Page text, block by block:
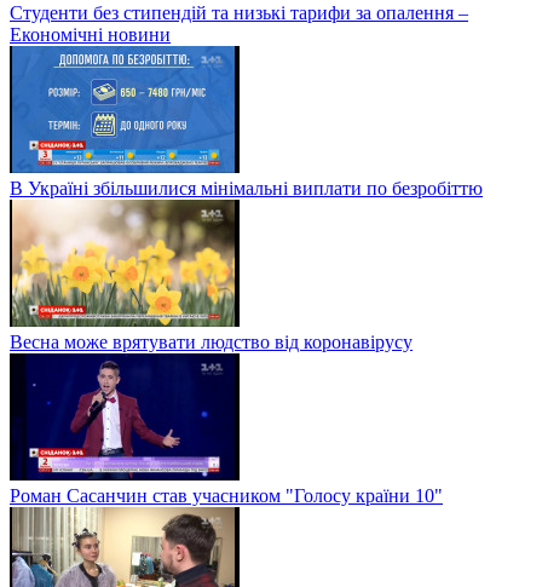
Студенти без стипендій та низькі тарифи за опалення –
Економічні новини
В Україні збільшилися мінімальні виплати по безробіттю
Весна може врятувати людство від коронавірусу
Роман Сасанчин став учасником "Голосу країни 10"